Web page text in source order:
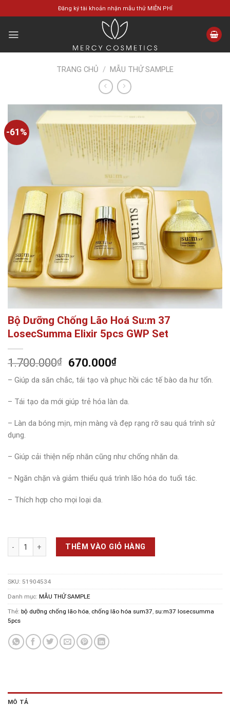
to
Đăng ký tài khoản nhận mẫu thử MIỄN PHÍ
TRANG CHỦ / MẪU THỬ SAMPLE
-61%
Bộ Dưỡng Chống Lão Hoá Su:m 37
LosecSumma Elixir 5pcs GWP Set
1.700.000₫
Giá
là:
1.700.000₫.
670.000₫Giá
hiện
tại
là:
670.000₫.
– Giúp da săn chắc, tái tạo và phục hồi các tế bào da hư tổn.
– Tái tạo da mới giúp trẻ hóa làn da.
– Làn da bóng mịn, mịn màng và đẹp rạng rỡ sau quá trình sử
dụng.
– Giúp cải thiện nếp nhăn cũng như chống nhăn da.
– Ngăn chặn và giảm thiểu quá trình lão hóa do tuổi tác.
– Thích hợp cho mọi loại da.
Bộ Dưỡng Chống Lão Hoá Su:m 37 LosecSumma Elixir 5pcs GWP
THÊM VÀO GIỎ HÀNG
SKU: 51904534
Danh mục: MẪU THỬ SAMPLE
Thẻ: bộ dưỡng chống lão hóa, chống lão hóa sum37, su:m37 losecsumma
5pcs
MÔ TẢ